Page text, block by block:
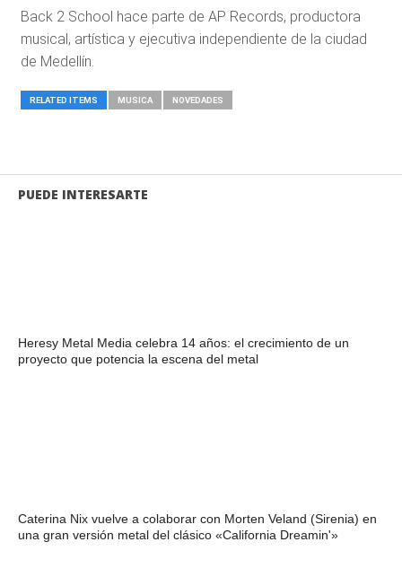
Back 2 School hace parte de AP Records, productora
musical, artística y ejecutiva independiente de la ciudad
de Medellín.
RELATED ITEMS MUSICA NOVEDADES
PUEDE INTERESARTE
Heresy Metal Media celebra 14 años: el crecimiento de un
proyecto que potencia la escena del metal
Caterina Nix vuelve a colaborar con Morten Veland (Sirenia) en
una gran versión metal del clásico «California Dreamin'»